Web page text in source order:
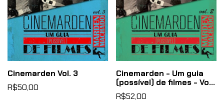
Cinemarden Vol. 3
R$50,00
Cinemarden - Um guia
(possível) de filmes - Vol.
2
R$52,00